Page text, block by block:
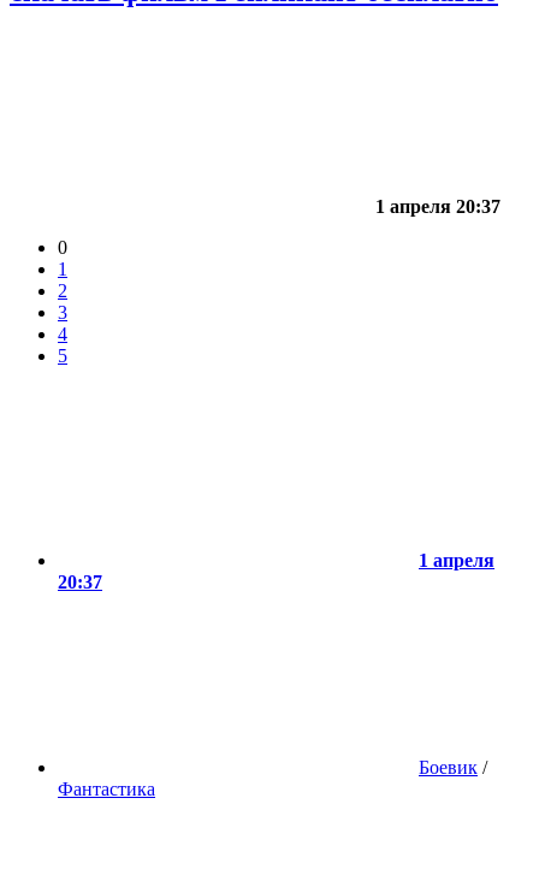
1 апреля 20:37
0
1
2
3
4
5
1 апреля
20:37
Боевик /
Фантастика